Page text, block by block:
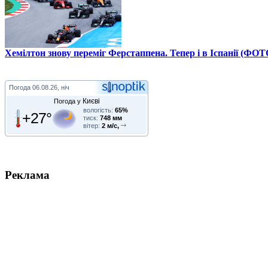
Хемілтон знову переміг Ферстаппена. Тепер і в Іспанії
Погода 06.08.26, ніч
Погода у Києві
+27° вологість: 65%
тиск: 748 мм
вітер: 2 м/с,
Реклама